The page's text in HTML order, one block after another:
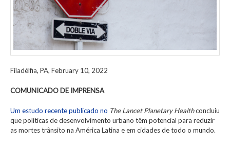
Filadélfia, PA, February 10, 2022
COMUNICADO DE IMPRENSA
Um estudo recente publicado no The Lancet Planetary Healthconcluiu
que políticas de desenvolvimento urbano têm potencial para reduzir
as mortes trânsito na América Latina e em cidades de todo o mundo.